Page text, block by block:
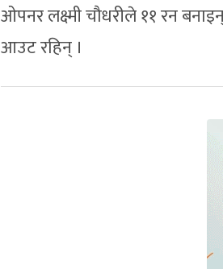
ओपनर लक्ष्मी चौधरीले ११ रन
आउट रहिन् ।